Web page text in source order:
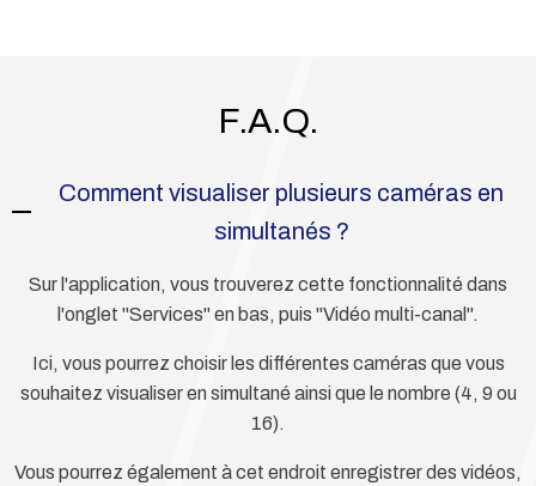
F.A.Q.
Comment visualiser plusieurs caméras en
simultanés ?
Sur l'application, vous trouverez cette fonctionnalité dans
l'onglet "Services" en bas, puis "Vidéo multi-canal".
Ici, vous pourrez choisir les différentes caméras que vous
souhaitez visualiser en simultané ainsi que le nombre (4, 9 ou
16).
Vous pourrez également à cet endroit enregistrer des vidéos,